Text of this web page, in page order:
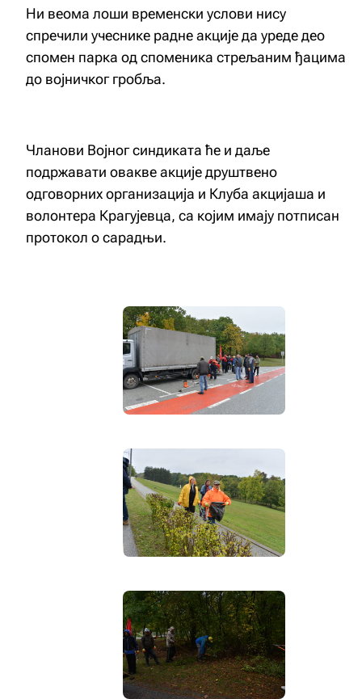
Ни веома лоши временски услови нису
спречили учеснике радне акције да уреде део
спомен парка од споменика стрељаним ђацима
до војничког гробља.
Чланови Војног синдиката ће и даље
подржавати овакве акције друштвено
одговорних организација и Клуба акцијаша и
волонтера Крагујевца, са којим имају потписан
протокол о сарадњи.